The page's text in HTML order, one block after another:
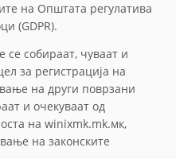
на Општата регулатива
(GDPR).
собираат, чуваат и
за регистрација на
на други поврзани
и очекуваат од
на winixmk.mk.мк,
на законските